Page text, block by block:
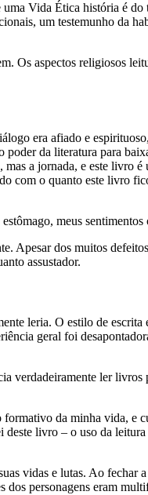
Vida Ética história é
um testemunho da
Os aspectos religiosos
era afiado e
da literatura para
a jornada, e este livro
com o quanto este livro
meus sentimentos
Apesar dos muitos
assustador.
leria. O estilo de escrita
geral foi
verdadeiramente ler livros
da minha vida, e
livro – o uso da
vidas e lutas. Ao fechar
personagens eram